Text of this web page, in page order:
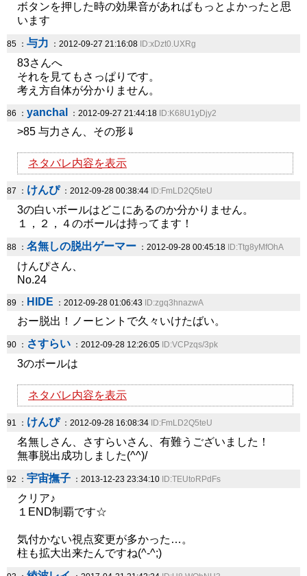
ボタンを押した時の効果音があればもっとよかったと思
います
85 ： 与力 ：2012-09-27 21:16:08 ID:xDzt0.UXRg
83さんへ
それを見てもさっぱりです。
考え方自体が分かりません。
86 ： yanchal ：2012-09-27 21:44:18 ID:K68U1yDjy2
>85 与力さん、その形⇓
ネタバレ内容を表示
87 ： けんぴ：2012-09-28 00:38:44 ID:FmLD2Q5teU
3の白いボールはどこにあるのか分かりません。
１，２，４のボールは持ってます！
88 ： 名無しの脱出ゲーマー ：2012-09-28 00:45:18 ID:Ttg8yMfOhA
けんぴさん、
No.24
89 ： HIDE ：2012-09-28 01:06:43 ID:zgq3hnazwA
おー脱出！ノーヒントで久々いけたばい。
90 ： さすらい ：2012-09-28 12:26:05 ID:VCPzqs/3pk
3のボールは
ネタバレ内容を表示
91 ： けんぴ：2012-09-28 16:08:34 ID:FmLD2Q5teU
名無しさん、さすらいさん、有難うございました！
無事脱出成功しました(^^)/
92 ： 宇宙撫子 ：2013-12-23 23:34:10 ID:TEUtoRPdFs
クリア♪
１END制覇です☆
気付かない視点変更が多かった…。
柱も拡大出来たんですね(^-^;)